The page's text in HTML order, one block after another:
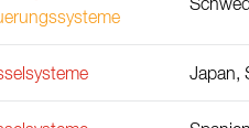
Japan,